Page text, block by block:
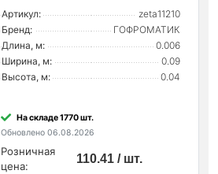
Артикул:
zeta11210
Бренд:
ГОФРОМАТИК
Длина, м:
0.006
Ширина, м:
0.09
Высота, м:
0.04
На складе 1770 шт.
Обновлено 06.08.2026
Розничная
цена:
110.41 / шт.